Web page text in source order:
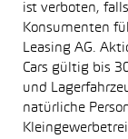
ist verboten,
Konsumenten
Leasing AG.
Cars gültig bis
und
natürliche